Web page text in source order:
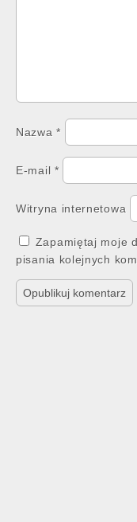
Nazwa*
E-mail *
Witryna internetowa
Zapamiętaj moje
pisania kolejnych